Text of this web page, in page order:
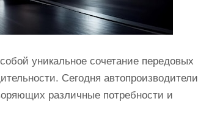
уникальное сочетание передовых
Сегодня автопроизводители
различные потребности и